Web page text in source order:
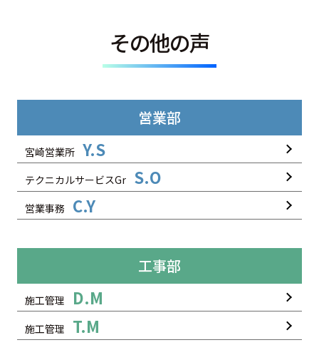
その他の声
営業部
宮崎営業所 Y.S
テクニカルサービスGr S.O
営業事務 C.Y
工事部
施工管理 D.M
施工管理 T.M